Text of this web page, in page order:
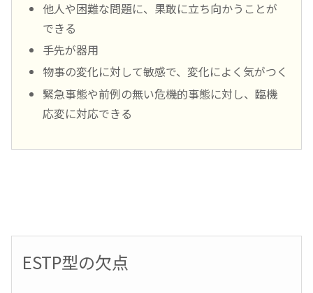
他人や困難な問題に、果敢に立ち向かうことが
できる
手先が器用
物事の変化に対して敏感で、変化によく気がつく
緊急事態や前例の無い危機的事態に対し、臨機
応変に対応できる
ESTP型の欠点